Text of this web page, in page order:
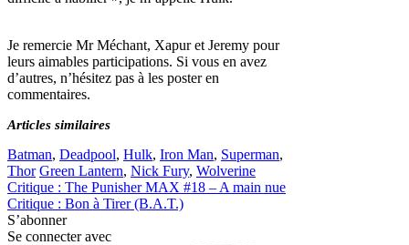
Je remercie Mr Méchant, Xapur et Jeremy pour
leurs aimables participations. Si vous en avez
d’autres, n’hésitez pas à les poster en
commentaires.
Articles similaires
Catégories
Batman, Deadpool, Hulk, Iron Man, Superman,
Thor Étiquettes
‪Green Lantern‬, Nick Fury, Wolverine
Critique : The Punisher MAX #18 – A main nue
Critique : Bon à Tirer (B.A.T.)
S’abonner
Se connecter avec